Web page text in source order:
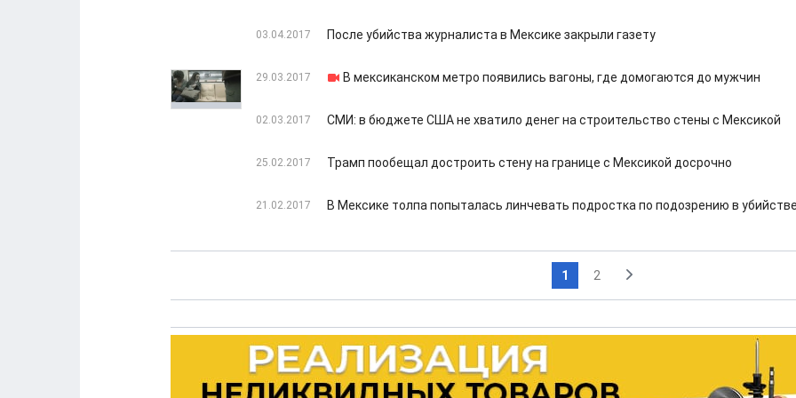
03.04.2017 После убийства журналиста в Мексике закрыли газету
29.03.2017 В мексиканском метро появились вагоны, где домогаются до мужчин
02.03.2017 СМИ: в бюджете США не хватило денег на строительство стены с Мексикой
25.02.2017 Трамп пообещал достроить стену на границе с Мексикой досрочно
21.02.2017 В Мексике толпа попыталась линчевать подростка по подозрению в
1 2